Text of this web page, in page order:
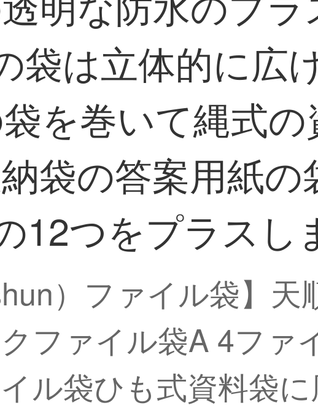
袋は立体的に広
を巻いて縄式
袋の答案用紙
12つをプラスし
）ファイル袋】
ファイル袋A 4ファ
ル袋ひも式資料袋